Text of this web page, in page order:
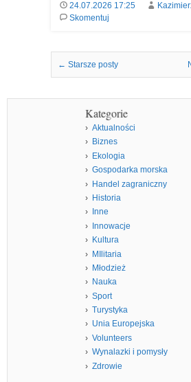
24.07.2026 17:25
Skomentuj
Nawigacja we wpisach
← Starsze posty
Kategorie
Aktualności
Biznes
Ekologia
Gospodarka morska
Handel zagraniczny
Historia
Inne
Innowacje
Kultura
MIlitaria
Młodzież
Nauka
Sport
Turystyka
Unia Europejska
Volunteers
Wynalazki i pomysły
Zdrowie